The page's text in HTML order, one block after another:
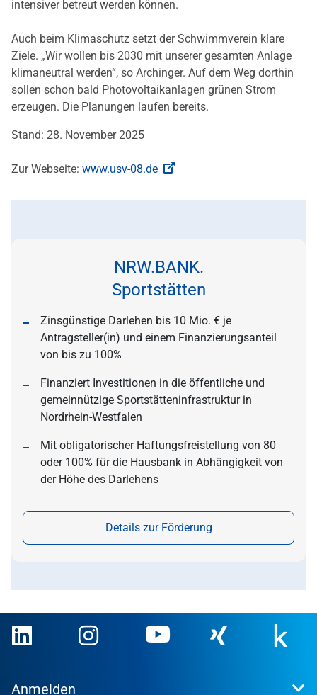
intensiver betreut werden können.
Auch beim Klimaschutz setzt der Schwimmverein klare
Ziele. „Wir wollen bis 2030 mit unserer gesamten Anlage
klimaneutral werden“, so Archinger. Auf dem Weg dorthin
sollen schon bald Photovoltaikanlagen grünen Strom
erzeugen. Die Planungen laufen bereits.
Stand: 28. November 2025
Zur Webseite: www.usv-08.de
NRW.BANK.
Sportstätten
Zinsgünstige Darlehen bis 10 Mio. € je
Antragsteller(in) und einem Finanzierungsanteil
von bis zu 100%
Finanziert Investitionen in die öffentliche und
gemeinnützige Sportstätteninfrastruktur in
Nordrhein-Westfalen
Mit obligatorischer Haftungsfreistellung von 80
oder 100% für die Hausbank in Abhängigkeit von
der Höhe des Darlehens
Details zur Förderung
Anmelden